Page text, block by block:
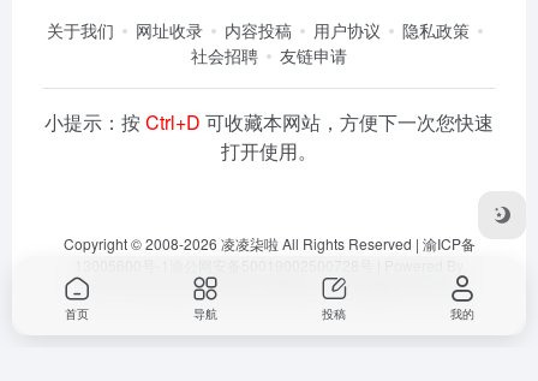
关于我们 网址收录 内容投稿 用户协议
隐私政策
社会招聘
友链申请
小提示：按Ctrl+D 可收藏本网站，方便下一次您快速
打开使用。
Copyright © 2008-2026 凌凌柒啦 All Rights Reserved | 渝ICP备
Dlaoo.Inc
Awalab| 本站运行在 由OneNav 强力驱动
首页 导航 投稿 我的